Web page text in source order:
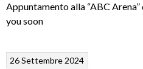
Appuntamento alla “ABC
you soon
26 Settembre 2024